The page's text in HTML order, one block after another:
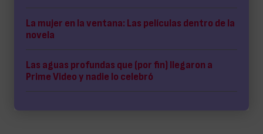
La mujer en la ventana: Las películas dentro de la
novela
Las aguas profundas que (por fin) llegaron a
Prime Video y nadie lo celebró